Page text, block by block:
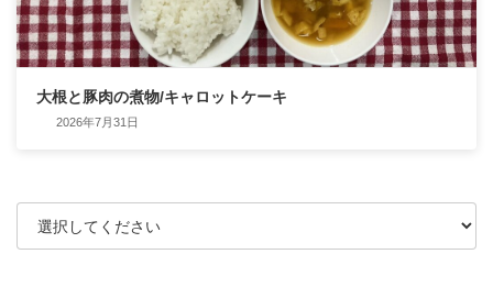
大根と豚肉の煮物/キャロットケーキ
2026年7月31日